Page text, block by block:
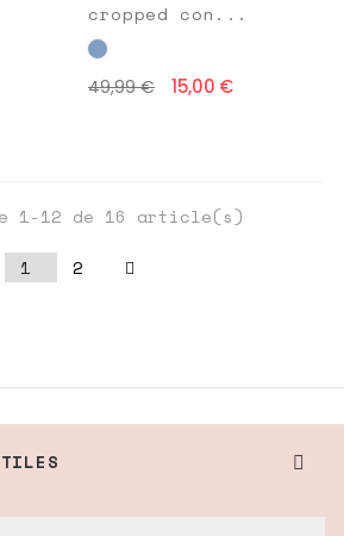
cropped con...
49,99 € 15,00 €
1-12 de 16 article(s)
1 2
